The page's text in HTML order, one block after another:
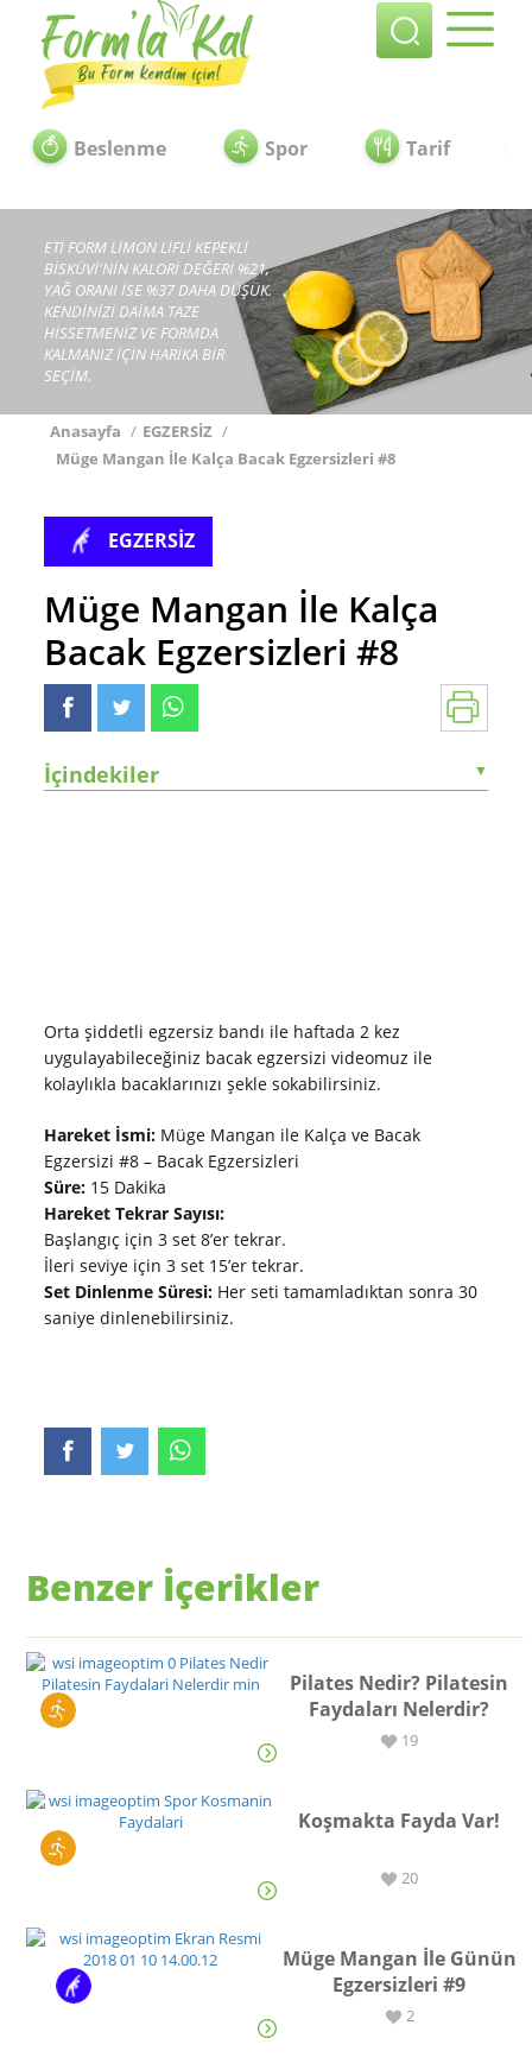
Beslenme Spor Tarif
ETİ FORM LİMON LİFLİ KEPEKLİ
BİSKÜVİ'NİN KALORİ DEĞERİ %21,
YAĞ ORANI İSE %37 DAHA DÜŞÜK.
KENDİNİZİ DAİMA TAZE
HİSSETMENİZ VE FORMDA
KALMANIZ İÇİN HARİKA BİR
SEÇİM.
Anasayfa / EGZERSİZ /
Müge Mangan İle Kalça Bacak Egzersizleri #8
EGZERSİZ
Müge Mangan İle Kalça
Bacak Egzersizleri #8
İçindekiler ▼
Orta şiddetli egzersiz bandı ile haftada 2 kez
uygulayabileceğiniz bacak egzersizi videomuz ile
kolaylıkla bacaklarınızı şekle sokabilirsiniz.
Hareket İsmi: Müge Mangan ile Kalça ve Bacak
Egzersizi #8 – Bacak Egzersizleri
Süre: 15 Dakika
Hareket Tekrar Sayısı:
Başlangıç için 3 set 8’er tekrar.
İleri seviye için 3 set 15’er tekrar.
Set Dinlenme Süresi: Her seti tamamladıktan sonra 30
saniye dinlenebilirsiniz.
Benzer İçerikler
Pilates Nedir? Pilatesin
Faydaları Nelerdir?
19
Koşmakta Fayda Var!
20
Müge Mangan İle Günün
Egzersizleri #9
2